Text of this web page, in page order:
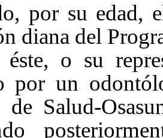
por su edad,
diana del
éste, o su
por un
de Salud-